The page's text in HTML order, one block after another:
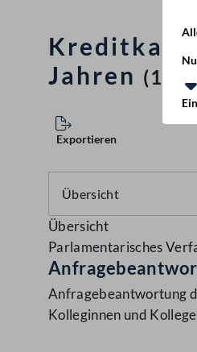
Jahren
Exportieren
Übersicht
Parlamentarisches
Anfragebeantwortung
Kolleginnen und